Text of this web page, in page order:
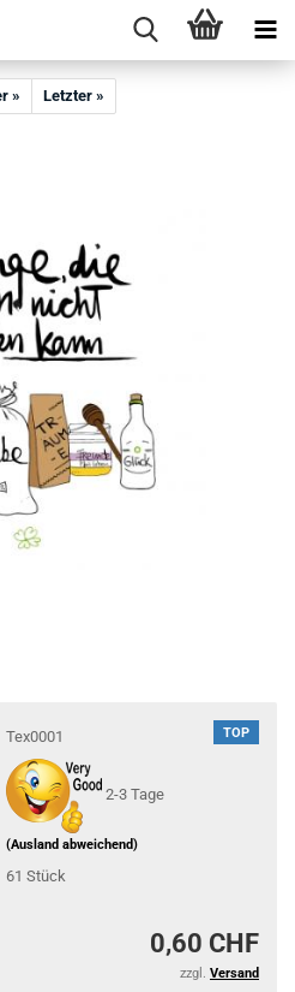
»
Letzter »
TOP
Tex0001
2-3 Tage
(Ausland abweichend)
61 Stück
0,60 CHF
zzgl. Versand